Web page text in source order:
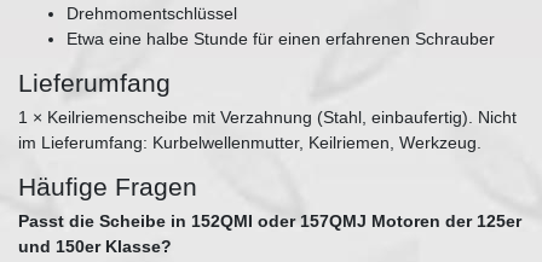
Drehmomentschlüssel
Etwa eine halbe Stunde für einen erfahrenen Schrauber
Lieferumfang
1 × Keilriemenscheibe mit Verzahnung (Stahl, einbaufertig). Nicht
im Lieferumfang: Kurbelwellenmutter, Keilriemen, Werkzeug.
Häufige Fragen
Passt die Scheibe in 152QMI oder 157QMJ Motoren der 125er
und 150er Klasse?